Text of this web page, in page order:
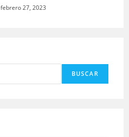
febrero 27, 2023
BUSCAR